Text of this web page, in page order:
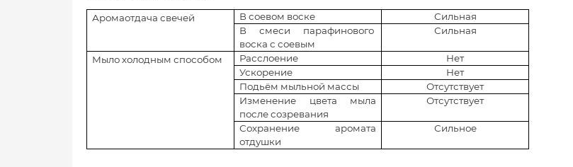
Аромаотдача свечей В соевом воске
Сильная
В смеси парафинового
воска с соевым
Сильная
Мыло холодным способом Расслоение
Нет
Ускорение
Нет
Подьём мыльной массы
Отсутствует
Изменение цвета мыла
после созревания
Отсутствует
Сохранение аромата
отдушки
Сильное